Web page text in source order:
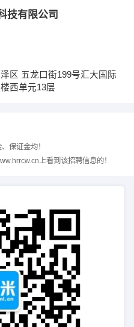
技有限公司
区 五龙口街199号汇大国际
西单元13层
保证金均！
上看到该招聘信息的！